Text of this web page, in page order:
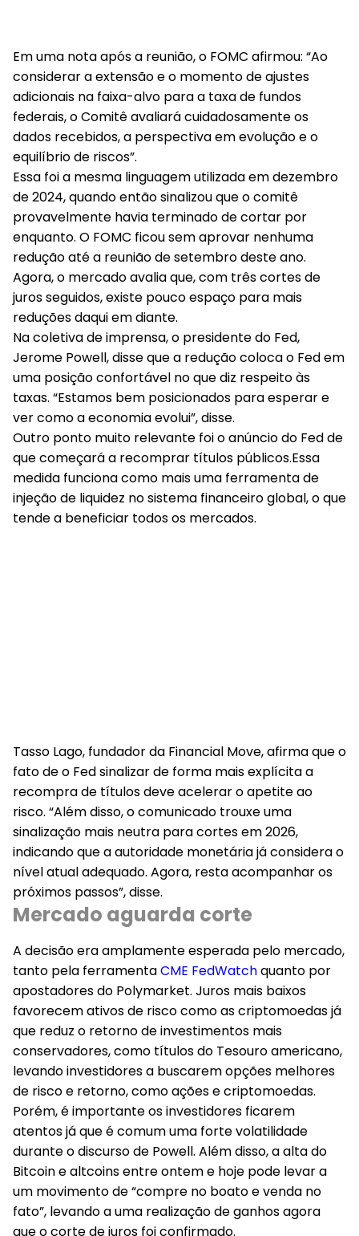
Em uma nota após a reunião, o FOMC afirmou: “Ao
considerar a extensão e o momento de ajustes
adicionais na faixa-alvo para a taxa de fundos
federais, o Comitê avaliará cuidadosamente os
dados recebidos, a perspectiva em evolução e o
equilíbrio de riscos”.
Essa foi a mesma linguagem utilizada em dezembro
de 2024, quando então sinalizou que o comitê
provavelmente havia terminado de cortar por
enquanto. O FOMC ficou sem aprovar nenhuma
redução até a reunião de setembro deste ano.
Agora, o mercado avalia que, com três cortes de
juros seguidos, existe pouco espaço para mais
reduções daqui em diante.
Na coletiva de imprensa, o presidente do Fed,
Jerome Powell, disse que a redução coloca o Fed em
uma posição confortável no que diz respeito às
taxas. “Estamos bem posicionados para esperar e
ver como a economia evolui”, disse.
Outro ponto muito relevante foi o anúncio do Fed de
que começará a recomprar títulos públicos.Essa
medida funciona como mais uma ferramenta de
injeção de liquidez no sistema financeiro global, o que
tende a beneficiar todos os mercados.
Tasso Lago, fundador da Financial Move, afirma que o
fato de o Fed sinalizar de forma mais explícita a
recompra de títulos deve acelerar o apetite ao
risco. “Além disso, o comunicado trouxe uma
sinalização mais neutra para cortes em 2026,
indicando que a autoridade monetária já considera o
nível atual adequado. Agora, resta acompanhar os
próximos passos”, disse.
Mercado aguarda corte
A decisão era amplamente esperada pelo mercado,
tanto pela ferramentaCME FedWatchquanto por
apostadores do Polymarket. Juros mais baixos
favorecem ativos de risco como as criptomoedas já
que reduz o retorno de investimentos mais
conservadores, como títulos do Tesouro americano,
levando investidores a buscarem opções melhores
de risco e retorno, como ações e criptomoedas.
Porém, é importante os investidores ficarem
atentos já que é comum uma forte volatilidade
durante o discurso de Powell. Além disso, a alta do
Bitcoin e altcoins entre ontem e hoje pode levar a
um movimento de “compre no boato e venda no
fato”, levando a uma realização de ganhos agora
que o corte de juros foi confirmado.